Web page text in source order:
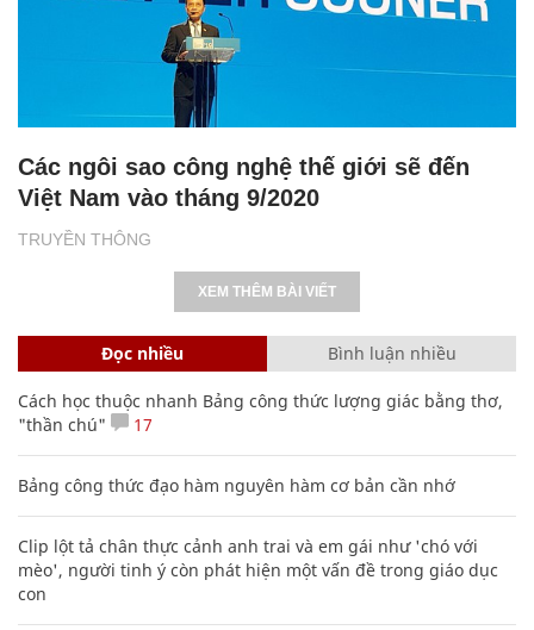
TRUYỀN THÔNG
Các ngôi sao công nghệ thế giới sẽ đến
Việt Nam vào tháng 9/2020
XEM THÊM BÀI VIẾT
Đọc nhiều Bình luận nhiều
Cách học thuộc nhanh Bảng công thức lượng giác bằng thơ,
"thần chú"
17
Bảng công thức đạo hàm nguyên hàm cơ bản cần nhớ
Clip lột tả chân thực cảnh anh trai và em gái như 'chó với
mèo', người tinh ý còn phát hiện một vấn đề trong giáo dục
con